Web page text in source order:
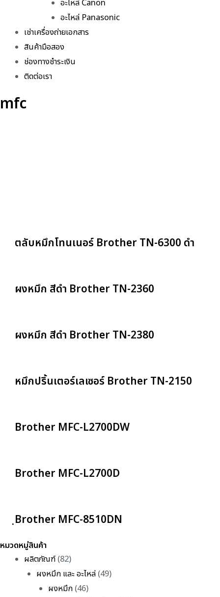
อะไหล่ Canon
อะไหล่ Panasonic
เช่าเครื่องถ่ายเอกสาร
สินค้ามือสอง
ช่องทางชำระเงิน
ติดต่อเรา
mfc
ตลับหมึกโทนเนอร์ Brother TN-6300 ดำ
ผงหมึก สีดำ Brother TN-2360
ผงหมึก สีดำ Brother TN-2380
หมึกปริ้นเตอร์เลเซอร์ Brother TN-2150
Brother MFC-L2700DW
Brother MFC-L2700D
ฺBrother MFC-8510DN
หมวดหมู่สินค้า
ผลิตภัณฑ์ (82)
ผงหมึก และ อะไหล่(49)
ผงหมึก (46)